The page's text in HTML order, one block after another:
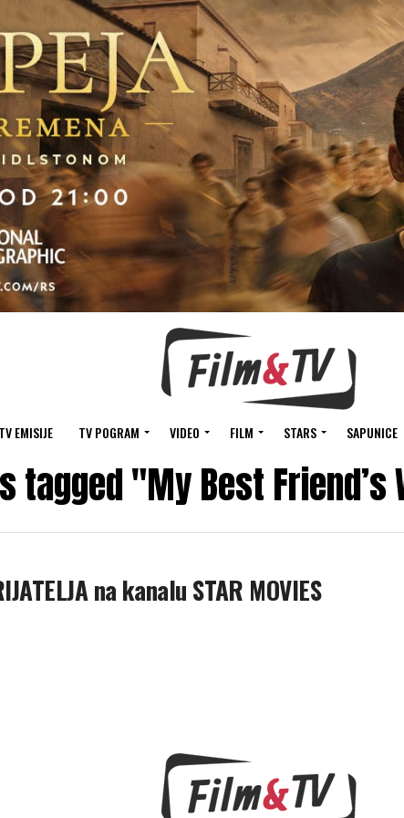
TV EMISIJE TV POGRAM VIDEO FILM STARS SAPUNICE
tagged "My Best Friend’s
na kanalu STAR MOVIES